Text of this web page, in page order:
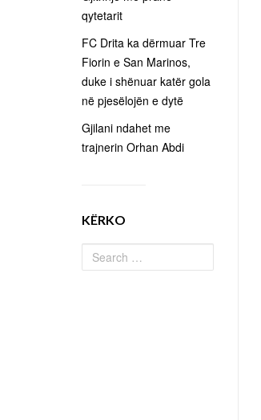
qytetarit
FC Drita ka dërmuar Tre
Fiorin e San Marinos,
duke i shënuar katër gola
në pjesëlojën e dytë
Gjilani ndahet me
trajnerin Orhan Abdi
KËRKO